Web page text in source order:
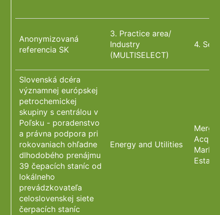
Anonymizovaná
referencia SK
3. Practice area/
Industry
(MULTISELECT)
4.
Slovenská dcéra
významnej európskej
petrochemickej
skupiny s centrálou v
Poľsku - poradenstvo
a právna podpora pri
rokovaniach ohľadne
dlhodobého prenájmu
39 čepacích staníc od
lokálneho
prevádzkovateľa
celoslovenskej siete
čerpacích staníc
Energy and Utilities